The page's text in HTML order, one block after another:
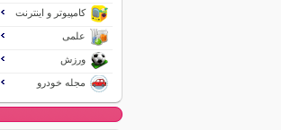
کامپیوتر و اینترنت
علمی
ورزش
مجله خودرو